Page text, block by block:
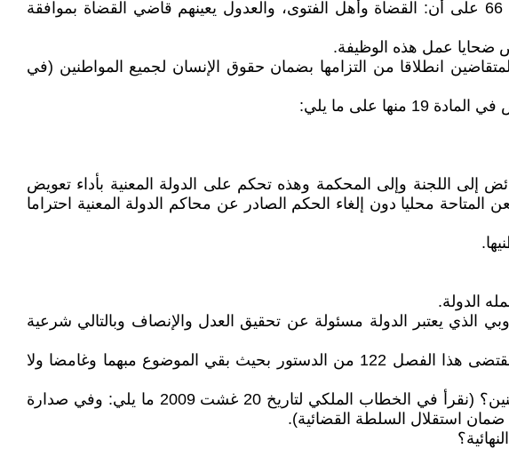
في مشروع دستور 1908 المادة 57 تقول ما يلي: السلطان يعين ... قاضي قضاة فاس... وتضيف المادة 66 على أن: القضاة وأهل الفتوى، والعدول يعينهم قاضي القضاة بموافقة
ضحايا عمل هذه الوظيفة.
انطلاقا من التزامها بضمان حقوق الإنسان لجميع المواطنين (في
على ما يلي:
إلى اللجنة وإلى المحكمة وهذه تحكم على الدولة المعنية بأداء تعويض
محليا دون إلغاء الحكم الصادر عن محاكم الدولة المعنية احتراما
الذي يعتبر الدولة مسئولة عن تحقيق العدل والإنصاف وبالتالي شرعية
غير أن السلطة الحكومية التي وضعت مشروعي القانونين التنظيميين لم تعالج مسطرة تطبيقية لتنزيل مقتضى هذا الفصل 122 من الدستور بحيث بقي الموضوع مبهما وغامضا ولا
لماذا تجنبت السلطة الحكومية هذا الأمر؟ هل لأن القضاء أريد له أن يبقى وظيفة من وظائف إمارة المومنين؟ (نقرأ في الخطاب الملكي لتاريخ 20 غشت 2009 ما يلي: وفي صدارة
ضمان استقلال السلطة القضائية).